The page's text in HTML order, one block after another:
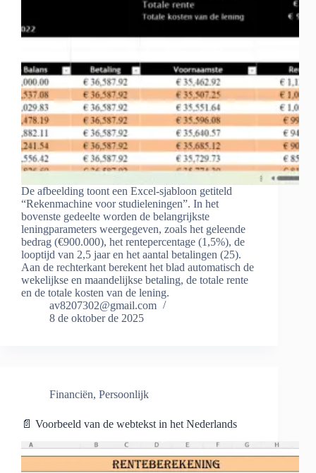
De afbeelding toont een Excel-sjabloon getiteld
“Rekenmachine voor studieleningen”. In het
bovenste gedeelte worden de belangrijkste
leningparameters weergegeven, zoals het geleende
bedrag (€900.000), het rentepercentage (1,5%), de
looptijd van 2,5 jaar en het aantal betalingen (25).
Aan de rechterkant berekent het blad automatisch de
wekelijkse en maandelijkse betaling, de totale rente
en de totale kosten van de lening.
av8207302@gmail.com
8 de oktober de 2025
Financiën, Persoonlijk
📄 Voorbeeld van de webtekst in het Nederlands